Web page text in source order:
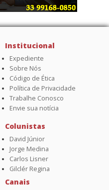
Institucional
Expediente
Sobre Nós
Código de Ética
Política de Privacidade
Trabalhe Conosco
Envie sua notícia
Colunistas
David Júnior
Jorge Medina
Carlos Lisner
Gilclér Regina
Canais